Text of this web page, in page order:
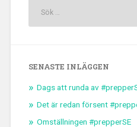
SENASTE INLÄGGEN
Dags att runda av
Det är redan försent
Omställningen #prepperSE